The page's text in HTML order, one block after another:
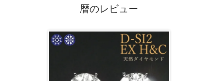
暦のレビュー